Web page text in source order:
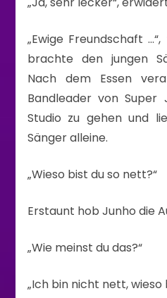
„Ewige Freundschaft
brachte den jungen
Nach dem Essen
Bandleader von Super
Studio zu gehen und
Sänger alleine.
„Wieso bist du so nett?“
Erstaunt hob Junho die
„Wie meinst du das?“
„Ich bin nicht nett, wieso